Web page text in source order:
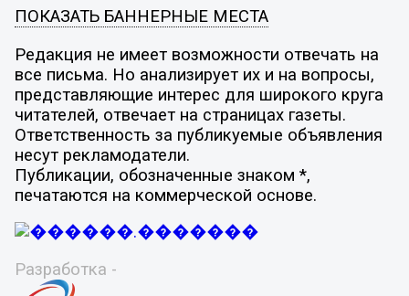
ПОКАЗАТЬ БАННЕРНЫЕ МЕСТА
Редакция не имеет возможности отвечать на
все письма. Но анализирует их и на вопросы,
представляющие интерес для широкого круга
читателей, отвечает на страницах газеты.
Ответственность за публикуемые объявления
несут рекламодатели.
Публикации, обозначенные знаком *,
печатаются на коммерческой основе.
Разработка -